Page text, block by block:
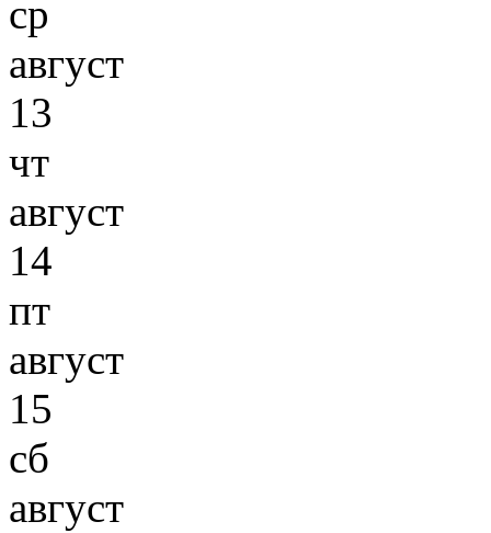
ср
август
13
чт
август
14
пт
август
15
сб
август